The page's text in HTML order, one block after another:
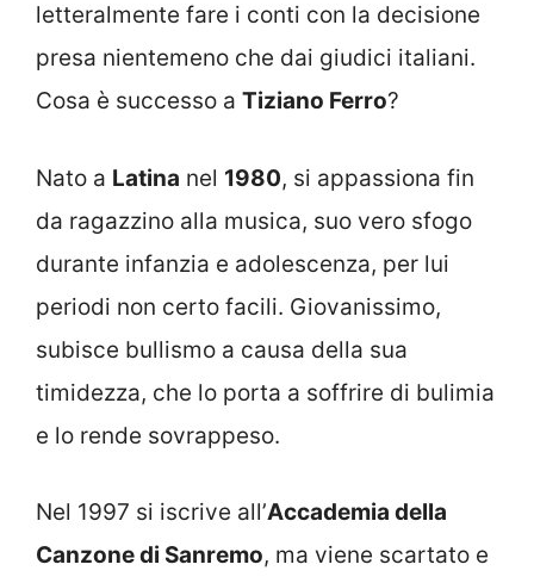
letteralmente fare i conti con la decisione
presa nientemeno che dai giudici italiani.
Cosa è successo a Tiziano Ferro?
Nato a Latina nel 1980, si appassiona fin
da ragazzino alla musica, suo vero sfogo
durante infanzia e adolescenza, per lui
periodi non certo facili. Giovanissimo,
subisce bullismo a causa della sua
timidezza, che lo porta a soffrire di bulimia
e lo rende sovrappeso.
Nel 1997 si iscrive all’Accademia della
Canzone di Sanremo, ma viene scartato e